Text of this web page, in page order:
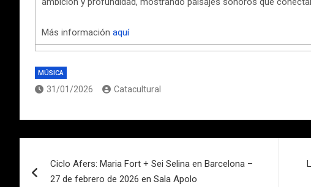
Más información aquí
MÚSICA
31/01/2026 Catacultural
de
Ciclo Afers: Maria Fort + Sei Selina en Barcelona –
27 de febrero de 2026 en Sala Apolo